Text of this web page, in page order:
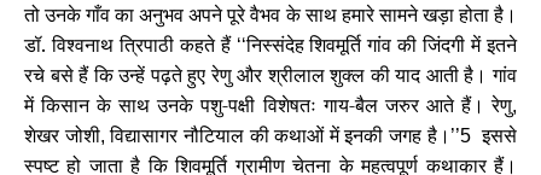
तो उनके गाँव का अनुभव अपने पूरे वैभव के साथ हमारे सामने खड़ा होता है।
डॉ. विश्वनाथ त्रिपाठी कहते हैं ‘‘निस्संदेह शिवमूर्ति गांव की जिंदगी में इतने
रचे बसे हैं कि उन्हें पढ़ते हुए रेणु और श्रीलाल शुक्ल की याद आती है। गांव
में किसान के साथ उनके पशु-पक्षी विशेषतः गाय-बैल जरुर आते हैं। रेणु,
शेखर जोशी,विद्यासागर नौटियाल की कथाओं में इनकी जगह है। ’’5इससे
स्पष्ट हो जाता है कि शिवमूर्ति ग्रामीण चेतना के महत्वपूर्ण कथाकार हैं।